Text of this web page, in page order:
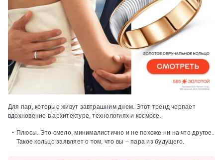
Для пар, которые живут завтрашним днем. Этот тренд черпает
вдохновение в архитектуре, технологиях и космосе.
Плюсы. Это смело, минималистично и не похоже ни на что другое.
Такое кольцо заявляет о том, что вы – пара из будущего.